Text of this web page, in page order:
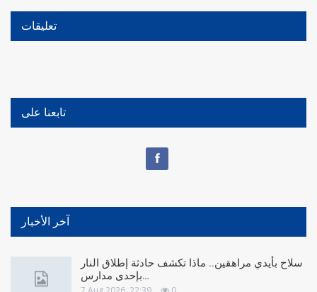
تعليقات
تابعنا على
آخر الأخبار
سلاح بأيدي مراهقين.. ماذا تكشف حادثة إطلاق النار
بإحدى مدارس…